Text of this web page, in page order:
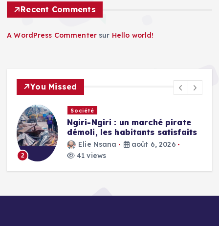
Recent Comments
A WordPress Commenter sur Hello world!
You Missed
2
Société
Ngiri-Ngiri : un marché pirate
démoli, les habitants satisfaits
Elie Nsana
août 6, 2026
41 views